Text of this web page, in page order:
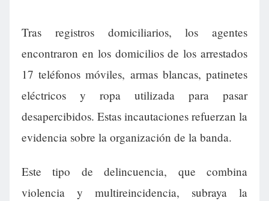
Tras registros domiciliarios, los agentes
encontraron en los domicilios de los arrestados
17 teléfonos móviles, armas blancas, patinetes
eléctricos y ropa utilizada para pasar
desapercibidos. Estas incautaciones refuerzan la
evidencia sobre la organización de la banda.
Este tipo de delincuencia, que combina
violencia y multireincidencia, subraya la